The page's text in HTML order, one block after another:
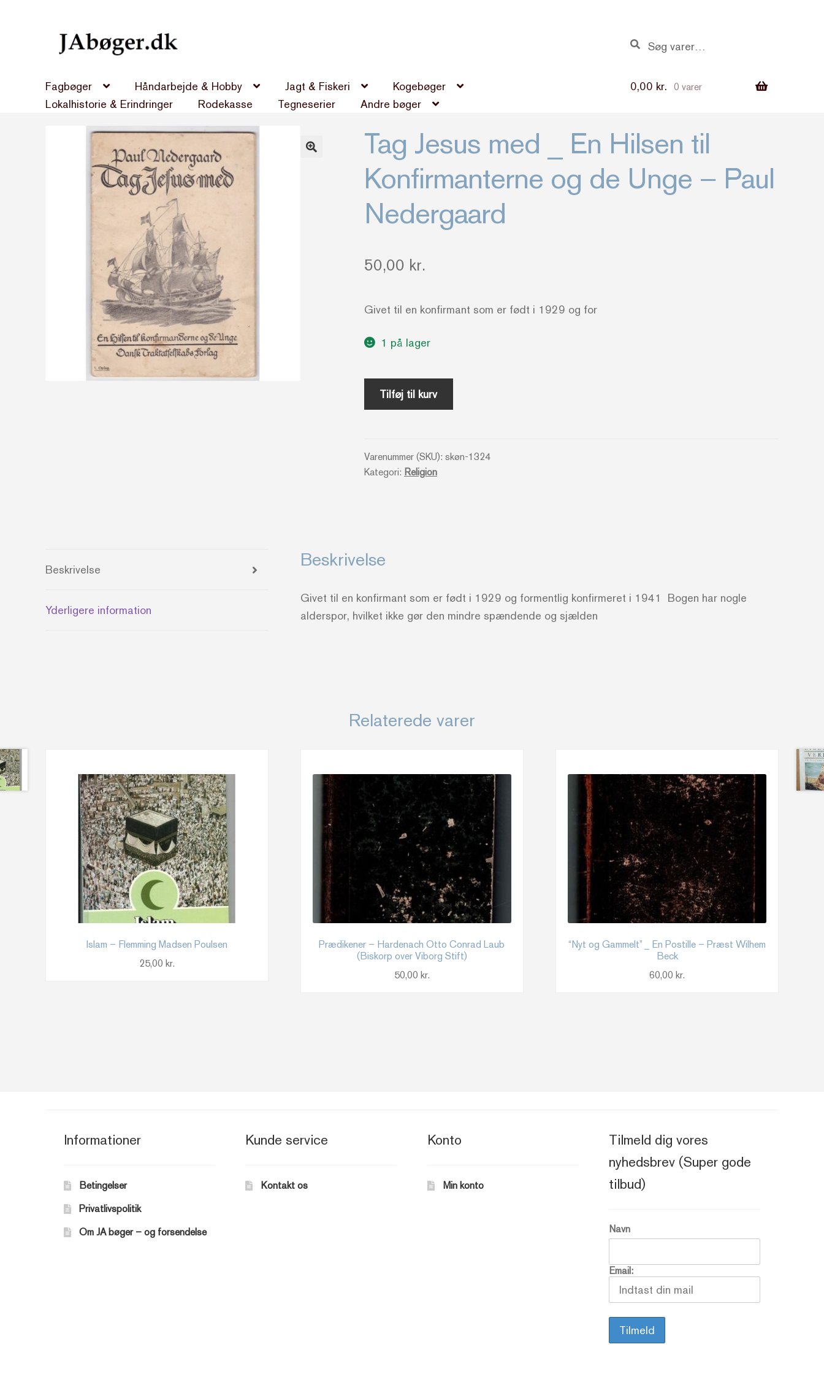
Spring
Spring
efter:
Søg
Fagbøger Håndarbejde & Hobby Jagt & Fiskeri
Kogebøger
Lokalhistorie & Erindringer
Rodekasse Tegneserier Andre bøger
0,00 kr. 0 varer
Tag Jesus med _ En Hilsen til
Konfirmanterne og de Unge – Paul
Nedergaard
50,00 kr.
Givet til en konfirmant som er født i 1929 og for
1 på lager
Tag
En
Hilsen
Unge
Paul
Nedergaard
Tilføj til kurv
Varenummer (SKU): skøn-1324
Kategori: Religion
Beskrivelse
Yderligere information
Beskrivelse
Givet til en konfirmant som er født i 1929 og formentlig konfirmeret i 1941 Bogen har nogle
alderspor, hvilket ikke gør den mindre spændende og sjælden
Relaterede varer
Islam – Flemming Madsen Poulsen
25,00 kr.
Prædikener – Hardenach Otto Conrad Laub
(Biskorp over Viborg Stift)
50,00 kr.
“Nyt og Gammelt” _ En Postille – Præst Wilhem
Beck
60,00kr.
Informationer
Betingelser
Privatlivspolitik
Om JA bøger – og forsendelse
Kunde service
Kontakt os
Konto
Min konto
Tilmeld dig vores
nyhedsbrev (Super gode
tilbud)
Navn
Email: